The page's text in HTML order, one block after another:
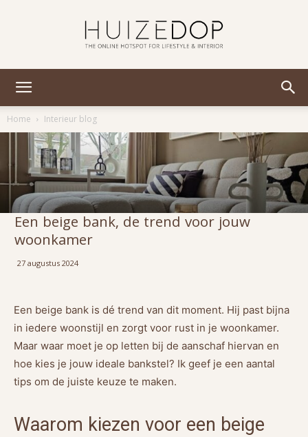
Home
Interieur blog
Een beige bank, de trend voor jouw
woonkamer
27 augustus 2024
Een beige bank is dé trend van dit moment. Hij past bijna
in iedere woonstijl en zorgt voor rust in je woonkamer.
Maar waar moet je op letten bij de aanschaf hiervan en
hoe kies je jouw ideale bankstel? Ik geef je een aantal
tips om de juiste keuze te maken.
Waarom kiezen voor een beige